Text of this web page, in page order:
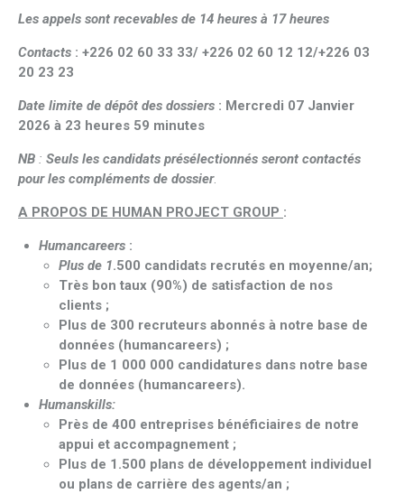
Les appels sont recevables de 14 heures à 17 heures
Contacts : +226 02 60 33 33/ +226 02 60 12 12/+226 03
20 23 23
Date limite de dépôt des dossiers : Mercredi 07 Janvier
2026 à 23 heures 59 minutes
NB : Seuls les candidats présélectionnés seront contactés
pour les compléments de dossier.
A PROPOS DE HUMAN PROJECT GROUP :
Humancareers:
Plus de 1.500 candidats recrutés en moyenne/an;
Très bon taux (90%) de satisfaction de nos
clients ;
Plus de 300 recruteurs abonnés à notre base de
données (humancareers) ;
Plus de 1 000 000 candidatures dans notre base
de données (humancareers).
Humanskills:
Près de 400 entreprises bénéficiaires de notre
appui et accompagnement ;
Plus de 1.500 plans de développement individuel
ou plans de carrière des agents/an ;